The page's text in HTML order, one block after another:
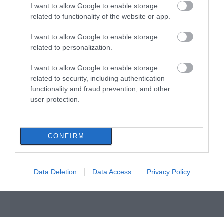
I want to allow Google to enable storage
related to functionality of the website or app.
I want to allow Google to enable storage
related to personalization.
I want to allow Google to enable storage
related to security, including authentication
functionality and fraud prevention, and other
user protection.
CONFIRM
Data Deletion Data Access Privacy Policy
Εύβοια
06.08.2026 | 09:00